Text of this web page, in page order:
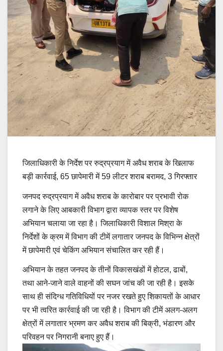
जिलाधिकारी के निर्देश पर रुद्रप्रयाग में अवैध शराब के खिलाफ
बड़ी कार्रवाई, 65 छापेमारी में 59 लीटर शराब बरामद, 3 गिरफ्तार
जनपद रुद्रप्रयाग में अवैध शराब के कारोबार पर प्रभावी रोक
लगाने के लिए आबकारी विभाग द्वारा व्यापक स्तर पर विशेष
अभियान चलाया जा रहा है। जिलाधिकारी विशाल मिश्रा के
निर्देशों के क्रम में विभाग की टीमें लगातार जनपद के विभिन्न क्षेत्रों
में छापेमारी एवं चेकिंग अभियान संचालित कर रही हैं।
अभियान के तहत जनपद के तीनों विकासखंडों में होटल, ढाबों,
तथा आने-जाने वाले वाहनों की सघन जांच की जा रही है। इसके
साथ ही संदिग्ध गतिविधियों पर नजर रखते हुए शिकायतों के आधार
पर भी त्वरित कार्रवाई की जा रही है। विभाग की टीमें अलग-अलग
क्षेत्रों में लगातार भ्रमण कर अवैध शराब की बिक्री, भंडारण और
परिवहन पर निगरानी बनाए हुए हैं।